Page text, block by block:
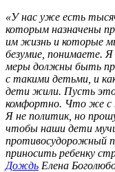
«У нас уже есть
которым назначены
им жизнь и которые
безумие, понимаете.
меры должны быть
с такими детьми, и
дети жили. Пусть
комфортно. Что же с
Я не политик, но
чтобы наши дети
противосудорожный
приносить ребенку
Дождь Елена